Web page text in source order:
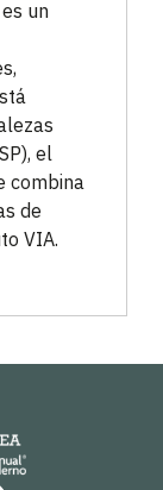
un
el
combina
de
VIA.